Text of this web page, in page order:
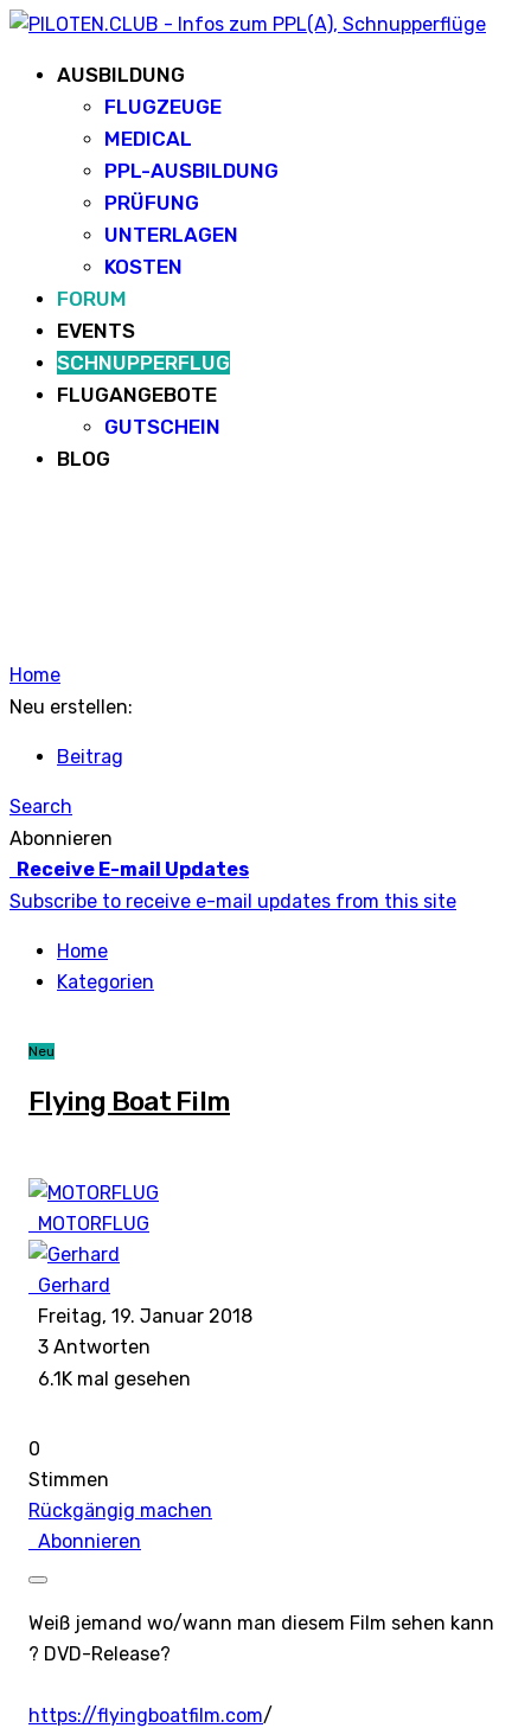
AUSBILDUNG
FLUGZEUGE
MEDICAL
PPL-AUSBILDUNG
PRÜFUNG
UNTERLAGEN
KOSTEN
FORUM
EVENTS
SCHNUPPERFLUG
FLUGANGEBOTE
GUTSCHEIN
BLOG
Home
Neu erstellen:
Beitrag
Search
Abonnieren
Receive E-mail Updates
Subscribe to receive e-mail updates from this site
Home
Kategorien
Neu
Flying Boat Film
MOTORFLUG
Gerhard
Freitag, 19. Januar 2018
3 Antworten
6.1K mal gesehen
0
Stimmen
Rückgängig machen
Abonnieren
Weiß jemand wo/wann man diesem Film sehen kann
? DVD-Release?
https://flyingboatfilm.com/